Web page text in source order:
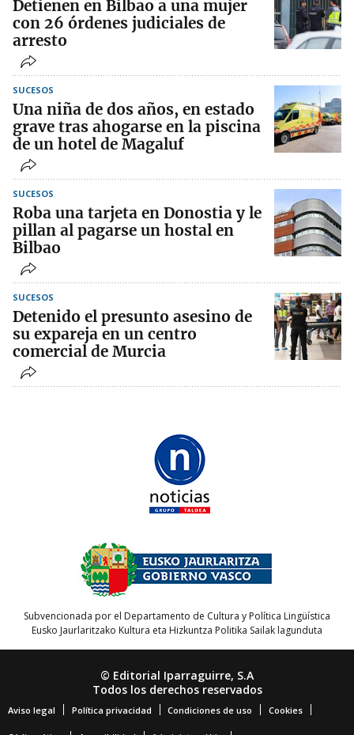
Detienen en Bilbao a una mujer
con 26 órdenes judiciales de
arresto
SUCESOS
Una niña de dos años, en estado
grave tras ahogarse en la piscina
de un hotel de Magaluf
SUCESOS
Roba una tarjeta en Donostia y le
pillan al pagarse un hostal en
Bilbao
SUCESOS
Detenido el presunto asesino de
su expareja en un centro
comercial de Murcia
Subvencionada por el Departamento de Cultura y Política Lingüística
Eusko Jaurlaritzako Kultura eta Hizkuntza Politika Sailak lagunduta
© Editorial Iparraguirre, S.A
Todos los derechos reservados
Aviso legal Política privacidad Condiciones de uso Cookies